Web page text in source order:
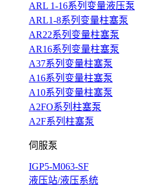
ARL 1-16系列变量液压泵
ARL1-8系列变量柱塞泵
AR22系列变量柱塞泵
AR16系列变量柱塞泵
A37系列变量柱塞泵
A16系列变量柱塞泵
A10系列变量柱塞泵
A2FO系列柱塞泵
A2F系列柱塞泵
伺服泵
IGP5-M063-SF
液压站/液压系统